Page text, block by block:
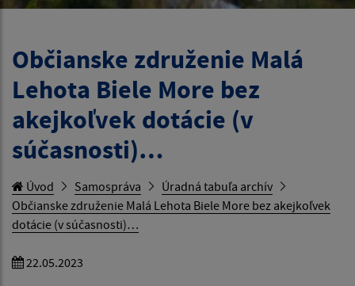
Občianske združenie Malá
Lehota Biele More bez
akejkoľvek dotácie (v
súčasnosti)…
Úvod Samospráva
Úradná tabuľa archív
Občianske združenie Malá Lehota Biele More bez akejkoľvek
dotácie (v súčasnosti)…
22.05.2023